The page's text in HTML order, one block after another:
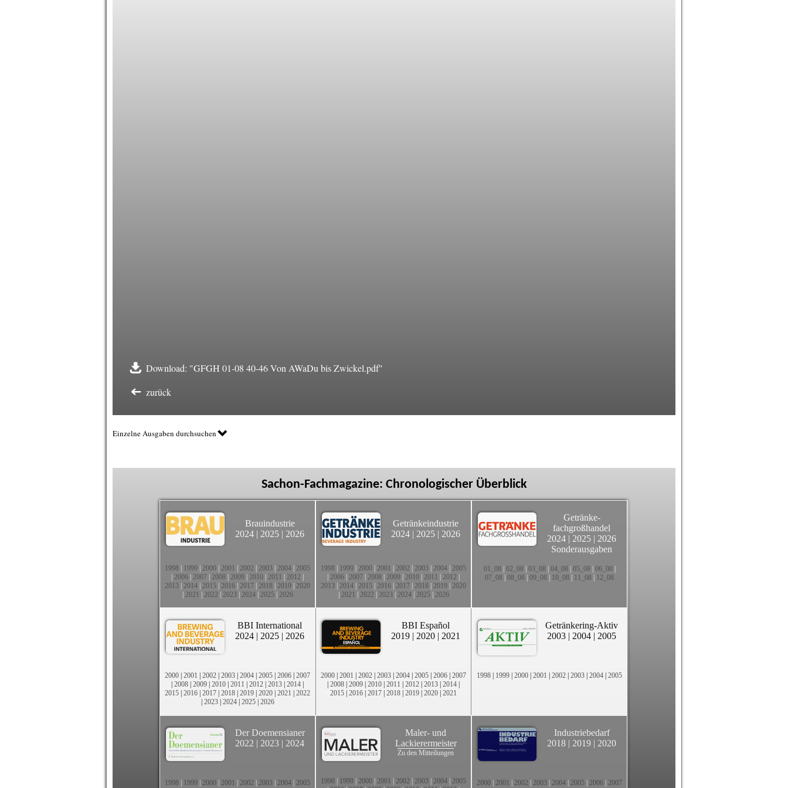
Download: "GFGH 01-08 40-46 Von AWaDu bis Zwickel.pdf"
zurück
Einzelne Ausgaben durchsuchen
Sachon-Fachmagazine: Chronologischer Überblick
Brauindustrie
2024 | 2025 | 2026
1998 1999 2000 2001 2002 2003 2004 2005
2006 2007 2008 2009 2010 2011 2012
2013 2014 2015 2016 2017 2018 2019 2020
2021 2022 2023| 2024| 2025| 2026
Getränkeindustrie
2024 | 2025 | 2026
1998 1999 2000 2001 2002 2003 2004 2005
2006 2007 2008 2009 2010 2011 2012
2013 2014 2015 2016 2017 2018 2019 2020
2021 2022 2023| 2024| 2025| 2026
Getränke-
fachgroßhandel
2024 | 2025 | 2026
Sonderausgaben
01_08| 02_08| 03_08| 04_08| 05_08| 06_08|
07_08 08_08 09_08 10_08 11_08 12_08
BBI International
2024 | 2025 | 2026
2000 | 2001 | 2002 | 2003 | 2004 | 2005 | 2006 | 2007
| 2008 | 2009 | 2010 | 2011 | 2012 | 2013 | 2014 |
2015 | 2016 | 2017 | 2018 | 2019 | 2020 | 2021 | 2022
| 2023| 2024| 2025| 2026
BBI Español
2019 | 2020 | 2021
2000 | 2001 | 2002 | 2003 | 2004 | 2005 | 2006 | 2007
| 2008 | 2009 | 2010 | 2011 | 2012 | 2013 | 2014 |
2015 | 2016 | 2017 | 2018 | 2019 | 2020 | 2021
Getränkering-Aktiv
2003 | 2004 | 2005
1998 | 1999 | 2000 | 2001 | 2002 | 2003 | 2004 | 2005
Der Doemensianer
2022 | 2023 | 2024
1998 1999 2000 2001 2002 2003 2004 2005
Maler- und
Lackierermeister
Zu den Mitteilungen
1998 1999 2000 2001 2002 2003 2004 2005
Industriebedarf
2018 | 2019 | 2020
2000 2001 2002 2003 2004 2005 2006 2007